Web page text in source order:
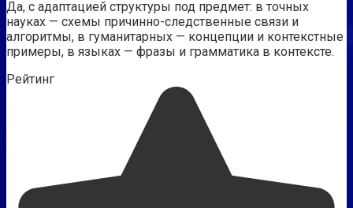
Да, с адаптацией структуры под предмет: в точных
науках — схемы причинно-следственные связи и
алгоритмы, в гуманитарных — концепции и контекстные
примеры, в языках — фразы и грамматика в контексте.
Рейтинг